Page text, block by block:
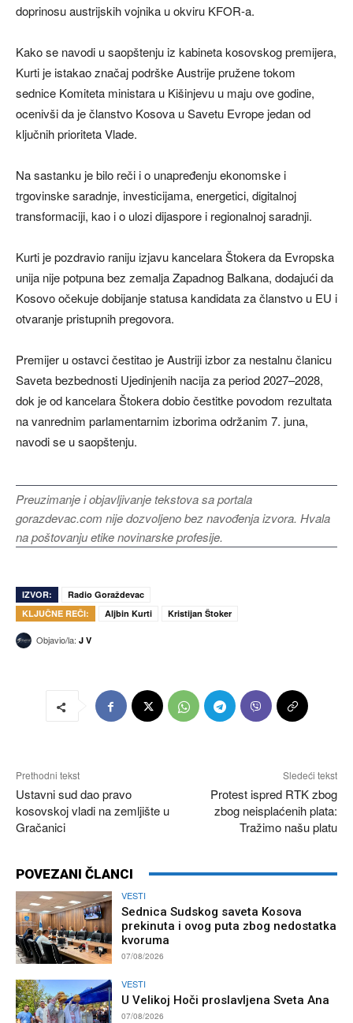
doprinosu austrijskih vojnika u okviru KFOR-a.
Kako se navodi u saopštenju iz kabineta kosovskog premijera,
Kurti je istakao značaj podrške Austrije pružene tokom
sednice Komiteta ministara u Kišinjevu u maju ove godine,
ocenivši da je članstvo Kosova u Savetu Evrope jedan od
ključnih prioriteta Vlade.
Na sastanku je bilo reči i o unapređenju ekonomske i
trgovinske saradnje, investicijama, energetici, digitalnoj
transformaciji, kao i o ulozi dijaspore i regionalnoj saradnji.
Kurti je pozdravio raniju izjavu kancelara Štokera da Evropska
unija nije potpuna bez zemalja Zapadnog Balkana, dodajući da
Kosovo očekuje dobijanje statusa kandidata za članstvo u EU i
otvaranje pristupnih pregovora.
Premijer u ostavci čestitao je Austriji izbor za nestalnu članicu
Saveta bezbednosti Ujedinjenih nacija za period 2027–2028,
dok je od kancelara Štokera dobio čestitke povodom rezultata
na vanrednim parlamentarnim izborima održanim 7. juna,
navodi se u saopštenju.
Preuzimanje i objavljivanje tekstova sa portala
gorazdevac.com nije dozvoljeno bez navođenja izvora. Hvala
na poštovanju etike novinarske profesije.
IZVOR:
Radio Goraždevac
KLJUČNE REČI:
Aljbin Kurti Kristijan Štoker
Objavio/la: J V
Prethodni tekst
Ustavni sud dao pravo
kosovskoj vladi na zemljište u
Gračanici
Sledeći tekst
Protest ispred RTK zbog
zbog neisplaćenih plata:
Tražimo našu platu
POVEZANI ČLANCI
VESTI
Sednica Sudskog saveta Kosova
prekinuta i ovog puta zbog nedostatka
kvoruma
07/08/2026
VESTI
U Velikoj Hoči proslavljena Sveta Ana
07/08/2026